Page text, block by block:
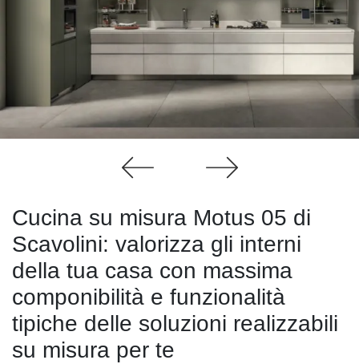
Cucina su misura Motus 05 di
Scavolini: valorizza gli interni
della tua casa con massima
componibilità e funzionalità
tipiche delle soluzioni realizzabili
su misura per te